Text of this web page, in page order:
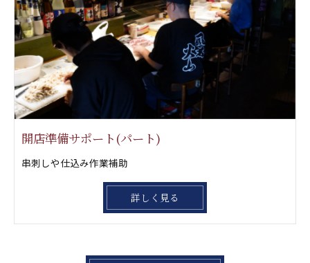
開店準備サポート(パート)
串刺しや仕込み作業補助
詳しく見る